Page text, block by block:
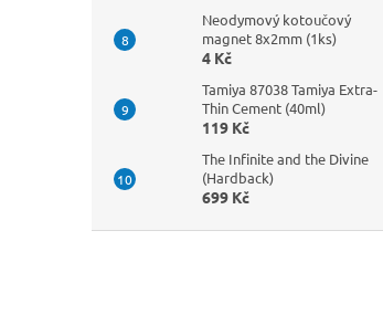
Neodymový kotoučový
magnet 8x2mm (1ks)
4 Kč
Tamiya 87038 Tamiya Extra-
Thin Cement (40ml)
119 Kč
The Infinite and the Divine
(Hardback)
699 Kč